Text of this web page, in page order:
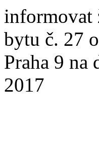
informovat
bytu č. 27
Praha 9 na
2017